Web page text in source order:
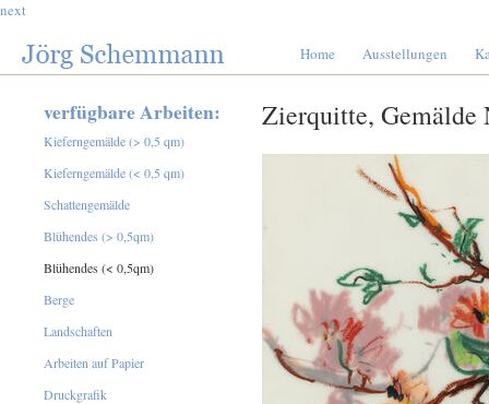
next
Home Ausstellungen
Zierquitte, Gemälde
verfügbare Arbeiten:
Kieferngemälde (> 0,5 qm)
Kieferngemälde (< 0,5 qm)
Schattengemälde
Blühendes (> 0,5qm)
Blühendes (< 0,5qm)
Berge
Landschaften
Arbeiten auf Papier
Druckgrafik